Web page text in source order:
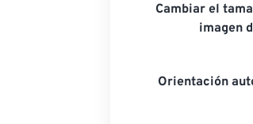
Cambiar el
imagen
Orientación